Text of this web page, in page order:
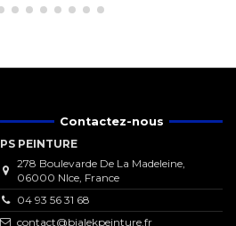
Contactez-nous
PS PEINTURE
278 Boulevarde De La Madeleine,
06000 NIce, France
04 93 56 31 68
contact@bialekpeinture.fr